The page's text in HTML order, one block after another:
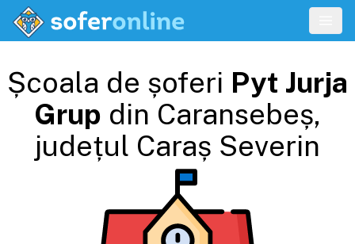
Școala de șoferi Pyt Jurja
Grup din Caransebeș,
județul Caraș Severin